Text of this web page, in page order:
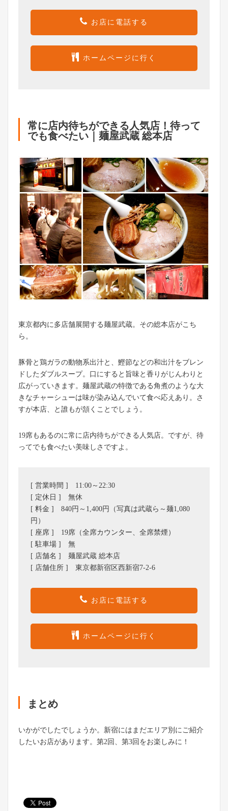
お店に電話する
ホームページに行く
常に店内待ちができる人気店！待って
でも食べたい｜麺屋武蔵 総本店
東京都内に多店舗展開する麺屋武蔵。その総本店がこち
ら。
豚骨と鶏ガラの動物系出汁と、鰹節などの和出汁をブレン
ドしたダブルスープ。口にすると旨味と香りがじんわりと
広がっていきます。麺屋武蔵の特徴である角煮のような大
きなチャーシューは味が染み込んでいて食べ応えあり。さ
すが本店、と誰もが頷くことでしょう。
19席もあるのに常に店内待ちができる人気店。ですが、待
ってでも食べたい美味しさですよ。
[ 営業時間 ] 11:00～22:30
[ 定休日 ] 無休
[ 料金 ] 840円～1,400円（写真は武蔵ら～麺1,080
円）
[ 座席 ] 19席（全席カウンター、全席禁煙）
[ 駐車場 ] 無
[ 店舗名 ] 麺屋武蔵 総本店
[ 店舗住所 ] 東京都新宿区西新宿7-2-6
お店に電話する
ホームページに行く
まとめ
いかがでしたでしょうか。新宿にはまだエリア別にご紹介
したいお店があります。第2回、第3回をお楽しみに！